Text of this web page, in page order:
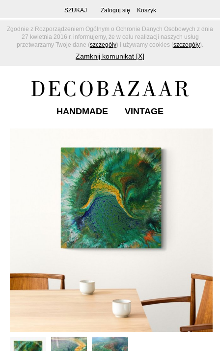
Zgodnie z Rozporządzeniem Ogólnym o Ochronie Danych Osobowych z dnia
27 kwietnia 2016 r. informujemy, że w celu realizacji naszych usług
przetwarzamy Twoje dane (szczegóły) i używamy cookies (szczegóły).
Zamknij komunikat [X]
SZUKAJ Zaloguj się Koszyk
HANDMADE VINTAGE